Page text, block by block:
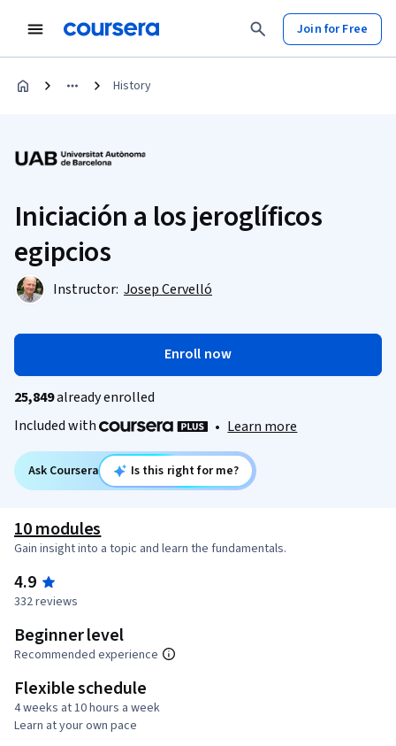
Join for Free
History
Iniciación a los jeroglíficos
egipcios
Instructor: Josep Cervelló
Enroll now
25,849already enrolled
Included with
• Learn more
Ask Coursera Is this right for me?
10 modules
Gain insight into a topic and learn the fundamentals.
4.9
332 reviews
Beginner level
Recommended experience
Flexible schedule
4 weeks at 10 hours a week
Learn at your own pace